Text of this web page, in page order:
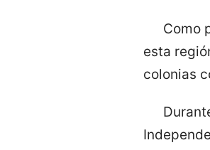
Como
esta
colonias